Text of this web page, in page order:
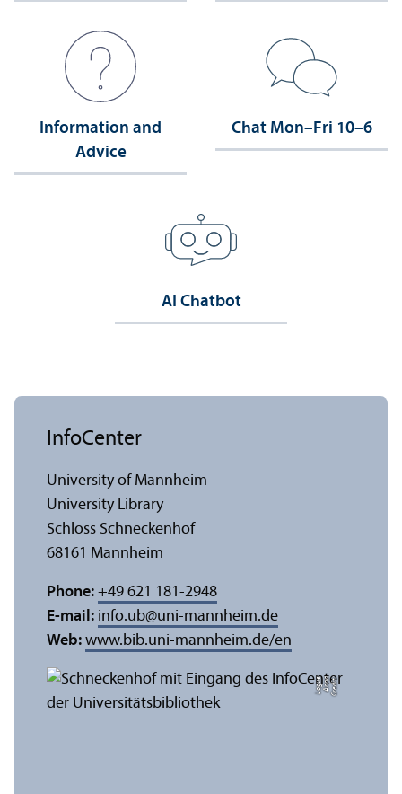
Information and
Advice
Chat Mon–Fri 10–6
AI Chatbot
C
r
e
di
t:
A
n
n
a
L
o
g
u
e
InfoCenter
University of Mannheim
University Library
Schloss Schneckenhof
68161 Mannheim
Phone: +49 621 181-2948
E-mail: info.ub@uni-mannheim.de
Web: www.bib.uni-mannheim.de/en